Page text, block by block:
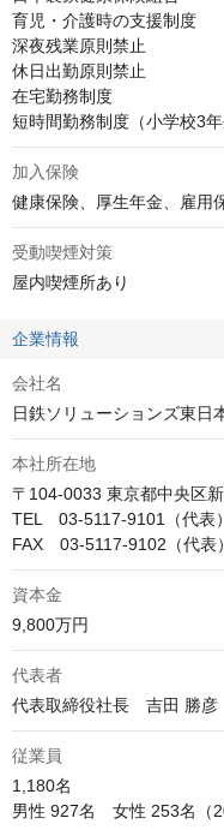
育児・介護時の支援制度
深夜残業原則禁止
休日出勤原則禁止
在宅勤務制度
短時間勤務制度（小学校3
加入保険
健康保険、厚生年金、雇用
受動喫煙対策
屋内喫煙所あり
企業情報
会社名
日鉄ソリューションズ東日
本社所在地
〒104-0033 東京都中央区
TEL　03-5117-9101（代表）
FAX　03-5117-9102（代表）
資本金
9,800万円
代表者
代表取締役社長　吉田 勝彦
従業員
1,180名
男性 927名　女性 253名（